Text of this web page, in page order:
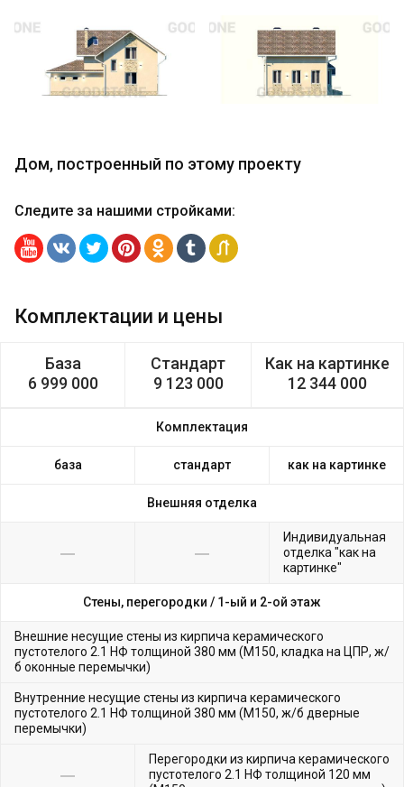
Дом, построенный по этому проекту
Следите за нашими стройками:
Комплектации и цены
База
6 999 000
Стандарт
9 123 000
Как на картинке
12 344 000
Комплектация
база стандарт как на картинке
Внешняя отделка
Индивидуальная
отделка "как на
картинке"
Стены, перегородки / 1-ый и 2-ой этаж
Внешние несущие стены из кирпича керамического
пустотелого 2.1 НФ толщиной 380 мм (М150, кладка на ЦПР, ж/
б оконные перемычки)
Внутренние несущие стены из кирпича керамического
пустотелого 2.1 НФ толщиной 380 мм (М150, ж/б дверные
перемычки)
Перегородки из кирпича керамического
пустотелого 2.1 НФ толщиной 120 мм